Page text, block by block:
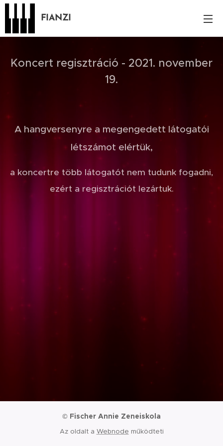
FIANZI
Koncert regisztráció - 2021. november
19.
A hangversenyre a megengedett látogatói
létszámot elértük,
a koncertre több látogatót nem tudunk fogadni,
ezért a regisztrációt lezártuk.
© Fischer Annie Zeneiskola
Az oldalt a Webnode működteti